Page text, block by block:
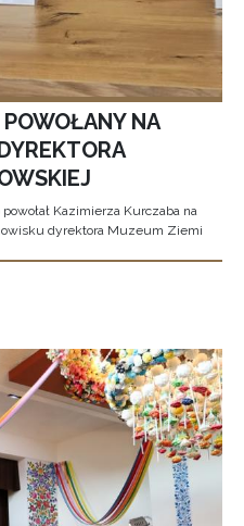
NA
Kazimierza Kurczaba na
dyrektora Muzeum Ziemi